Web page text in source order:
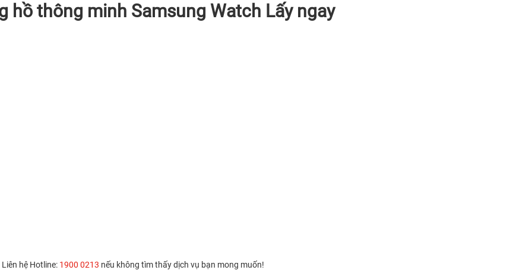
hồ thông minh Samsung Watch Lấy ngay
Liên hệ Hotline: 1900 0213 nếu không tìm thấy dịch vụ bạn mong muốn!